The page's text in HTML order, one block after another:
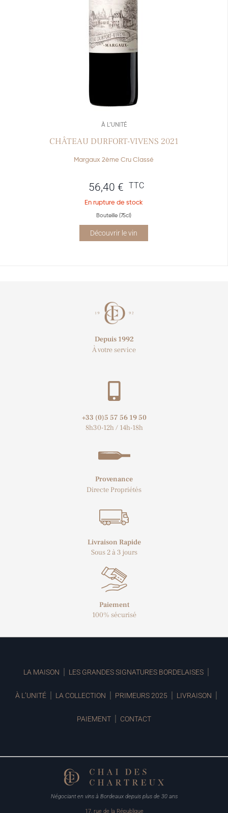
À L’UNITÉ
CHÂTEAU DURFORT-VIVENS 2021
Margaux 2ème Cru Classé
56,40 € TTC
En rupture de stock
Bouteille (75cl)
Découvrir le vin
Depuis 1992
À votre service
+33 (0)5 57 56 19 50​
8h30-12h / 14h-18h
Provenance
Directe Propriétés
Livraison Rapide
Sous 2 à 3 jours
Paiement
100% sécurisé
LA MAISON LES GRANDES SIGNATURES BORDELAISES
À L’UNITÉ LA COLLECTION PRIMEURS 2025 LIVRAISON
PAIEMENT CONTACT
Négociant en vins à Bordeaux depuis plus de 30 ans
17, rue de la République